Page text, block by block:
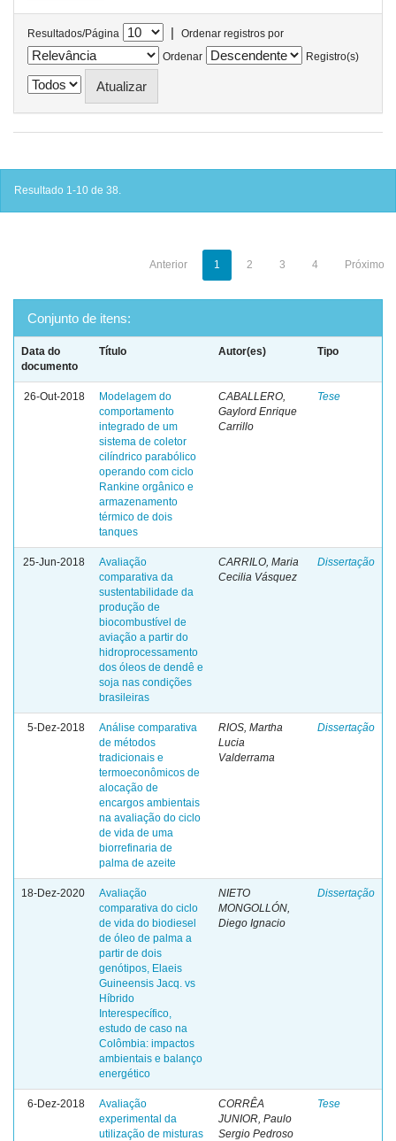
Resultados/Página |
Ordenar registros por
Ordenar
Registro(s)
Resultado 1-10 de 38.
Anterior 1 2 3 4 Próximo
Conjunto de itens:
Data do
documento
Título Autor(es) Tipo
26-Out-2018
Modelagem do
comportamento
integrado de um
sistema de coletor
cilíndrico parabólico
operando com ciclo
Rankine orgânico e
armazenamento
térmico de dois
tanques
CABALLERO,
Gaylord Enrique
Carrillo
Tese
25-Jun-2018
Avaliação
comparativa da
sustentabilidade da
produção de
biocombustível de
aviação a partir do
hidroprocessamento
dos óleos de dendê e
soja nas condições
brasileiras
CARRILO, Maria
Cecilia Vásquez
Dissertação
5-Dez-2018
Análise comparativa
de métodos
tradicionais e
termoeconômicos de
alocação de
encargos ambientais
na avaliação do ciclo
de vida de uma
biorrefinaria de
palma de azeite
RIOS, Martha
Lucia
Valderrama
Dissertação
18-Dez-2020
Avaliação
comparativa do ciclo
de vida do biodiesel
de óleo de palma a
partir de dois
genótipos, Elaeis
Guineensis Jacq. vs
Híbrido
Interespecífico,
estudo de caso na
Colômbia: impactos
ambientais e balanço
energético
NIETO
MONGOLLÓN,
Diego Ignacio
Dissertação
6-Dez-2018
Avaliação
experimental da
utilização de misturas
CORRÊA
JUNIOR, Paulo
Sergio Pedroso
Tese